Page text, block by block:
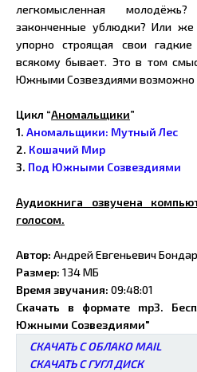
легкомысленная
законченные ублюдки? Или же
упорно строящая свои
всякому бывает. Это в том
Южными Созвездиями возможно
Цикл “Аномальщики”
1. Аномальщики: Мутный Лес
2. Кошачий Мир
3. Под Южными Созвездиями
Аудиокнига озвучена
голосом.
Автор: Андрей Евгеньевич
Размер: 134 МБ
Время звучания: 09:48:01
Скачать в формате mp3.
Южными Созвездиями"
СКАЧАТЬ С ОБЛАКО MAIL
СКАЧАТЬ С ГУГЛ ДИСК